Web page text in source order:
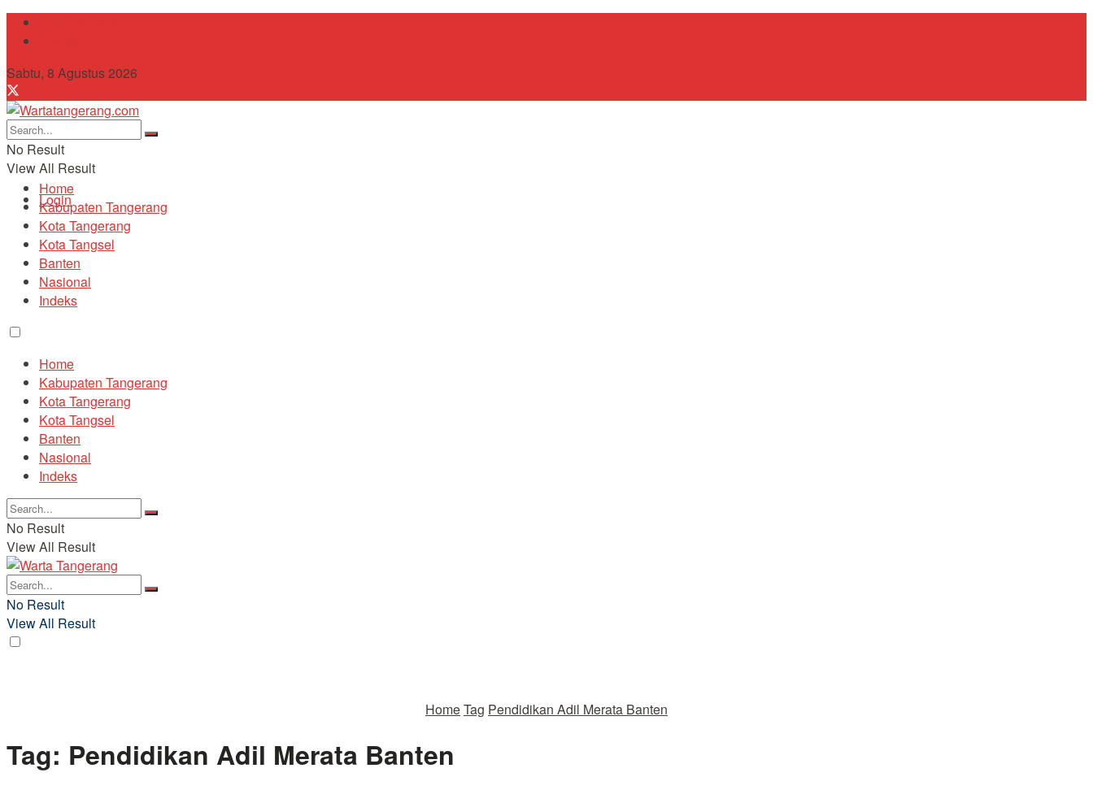
Sabtu, 8 Agustus 2026
No Result
View All Result
Login
Home
Kabupaten Tangerang
Kota Tangerang
Kota Tangsel
Banten
Nasional
Indeks
Home
Kabupaten Tangerang
Kota Tangerang
Kota Tangsel
Banten
Nasional
Indeks
No Result
View All Result
No Result
View All Result
HomeTag Pendidikan Adil Merata Banten
Tag: Pendidikan Adil Merata Banten